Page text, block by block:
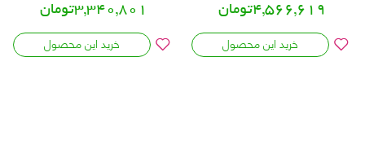
4,566,619تومان
خرید این محصول
3,340,801تومان
خرید این محصول